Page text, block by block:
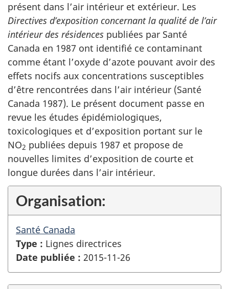
présent dans l’air intérieur et extérieur. Les
Directives d’exposition concernant la qualité de l’air
intérieur des résidences publiées par Santé
Canada en 1987 ont identifié ce contaminant
comme étant l’oxyde d’azote pouvant avoir des
effets nocifs aux concentrations susceptibles
d’être rencontrées dans l’air intérieur (Santé
Canada 1987). Le présent document passe en
revue les études épidémiologiques,
toxicologiques et d’exposition portant sur le
NO2 publiées depuis 1987 et propose de
nouvelles limites d’exposition de courte et
longue durées dans l’air intérieur.
Organisation:
Santé Canada
Type : Lignes directrices
Date publiée : 2015-11-26